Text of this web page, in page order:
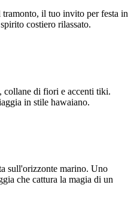
il tuo invito per festa in
costiero rilassato.
di fiori e accenti tiki.
in stile hawaiano.
sull'orizzonte marino. Uno
che cattura la magia di un